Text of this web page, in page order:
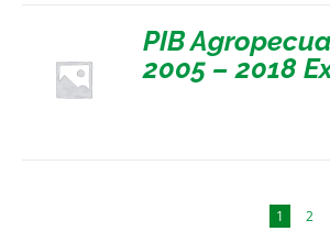
PIB
2005 – 2018
1 2